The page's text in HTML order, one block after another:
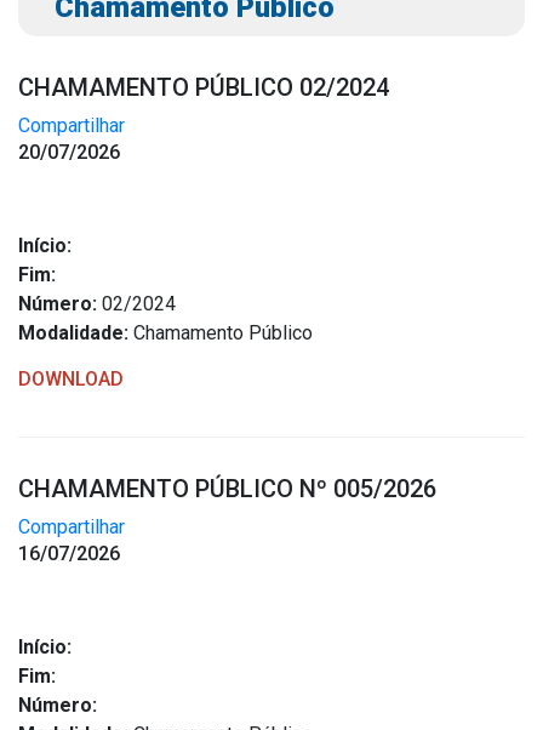
Publicações
Diário Oficial (Até 30/04)
Recursos Humanos
Processo Seletivo
Licitações
Chamamentos Públicos
Transparência
Chamamento Público
CHAMAMENTO PÚBLICO 02/2024
Compartilhar
20/07/2026
Início:
Fim:
Número: 02/2024
Modalidade: Chamamento Público
DOWNLOAD
CHAMAMENTO PÚBLICO Nº 005/2026
Compartilhar
16/07/2026
Início:
Fim:
Número: